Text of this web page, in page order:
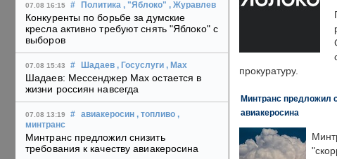
07.08 16:15 # Политика , "Яблоко" , Журавлев
Конкуренты по борьбе за думские
кресла активно требуют снять "Яблоко" с
выборов
07.08 15:43 # Шадаев , Госуслуги , Max
Шадаев: Мессенджер Max остается в
жизни россиян навсегда
07.08 13:19 # авиакеросин , топливо ,
минтранс
Минтранс предложил снизить
требования к качеству авиакеросина
прокуратуру.
Минтранс предложил
авиакеросина